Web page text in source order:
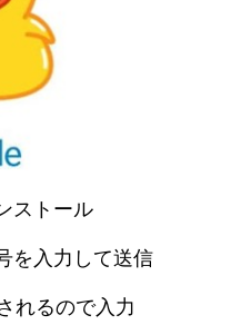
ストール
を入力して送信
れるので入力